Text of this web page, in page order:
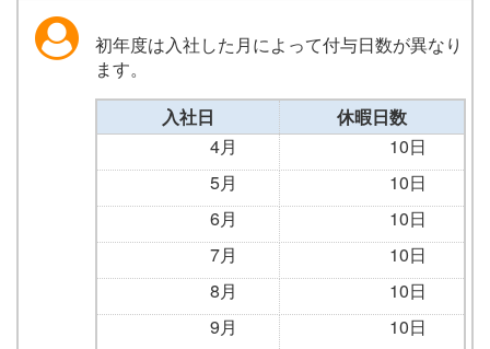
初年度は入社した月によって付与日数が異なり
ます。
入社日
休暇日数
4月
10日
5月
10日
6月
10日
7月
10日
8月
10日
9月
10日